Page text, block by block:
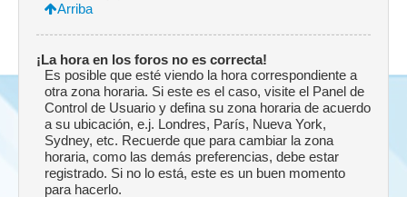
Arriba
¡La hora en los foros no es correcta!
Es posible que esté viendo la hora correspondiente a
otra zona horaria. Si este es el caso, visite el Panel de
Control de Usuario y defina su zona horaria de acuerdo
a su ubicación, e.j. Londres, París, Nueva York,
Sydney, etc. Recuerde que para cambiar la zona
horaria, como las demás preferencias, debe estar
registrado. Si no lo está, este es un buen momento
para hacerlo.